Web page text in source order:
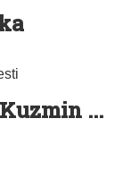
...